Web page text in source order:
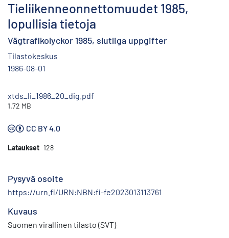
Tieliikenneonnettomuudet 1985,
lopullisia tietoja
Vägtrafikolyckor 1985, slutliga uppgifter
Tilastokeskus
1986-08-01
xtds_li_1986_20_dig.pdf
1.72 MB
CC BY 4.0
Lataukset 128
Pysyvä osoite
https://urn.fi/URN:NBN:fi-fe2023013113761
Kuvaus
Suomen virallinen tilasto (SVT)